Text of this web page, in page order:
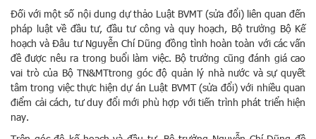
Đối với một số nội dung dự thảo Luật BVMT (sửa đổi) liên quan đến
pháp luật về đầu tư, đầu tư công và quy hoạch, Bộ trưởng Bộ Kế
hoạch và Đâu tư Nguyễn Chí Dũng đồng tình hoàn toàn với các vấn
đề được nêu ra trong buổi làm việc. Bộ trưởng cũng đánh giá cao
vai trò của Bộ TN&MTtrong góc độ quản lý nhà nước và sự quyết
tâm trong việc thực hiện dự án Luật BVMT (sửa đổi) với nhiều quan
điểm cải cách, tư duy đổi mới phù hợp với tiến trình phát triển hiện
nay.